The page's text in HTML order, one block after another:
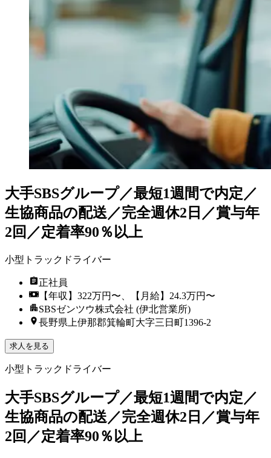
大手SBSグループ／最短1週間で内定／
生協商品の配送／完全週休2日／賞与年
2回／定着率90％以上
小型トラックドライバー
正社員
【年収】322万円〜、【月給】24.3万円〜
SBSゼンツウ株式会社 (伊北営業所)
長野県上伊那郡箕輪町大字三日町1396-2
求人を見る
小型トラックドライバー
大手SBSグループ／最短1週間で内定／
生協商品の配送／完全週休2日／賞与年
2回／定着率90％以上